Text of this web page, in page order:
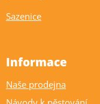
Sazenice
Informace
Naše prodejna